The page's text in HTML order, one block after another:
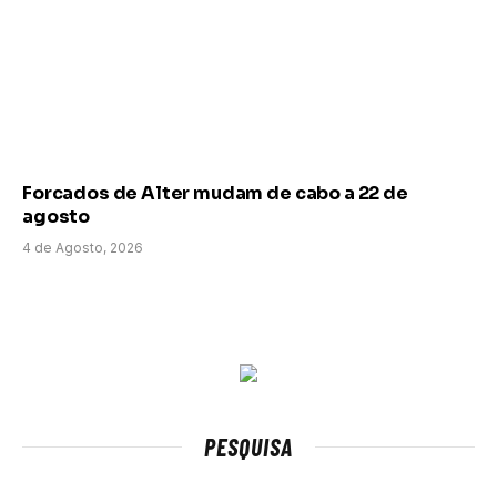
Forcados de Alter mudam de cabo a 22 de
agosto
4 de Agosto, 2026
PESQUISA